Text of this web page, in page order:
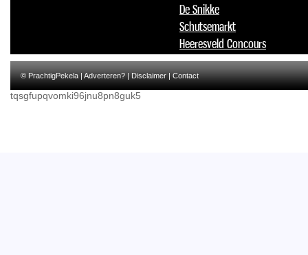
De Snikke
Schutsemarkt
Heeresveld Concours
© PrachtigPekela |Adverteren?|Disclaimer|Contact
tqsgfupqvomki96jnu8pn8guk5